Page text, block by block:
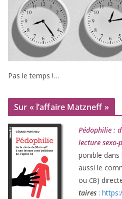
Pas le temps !…
Sur « l’affaire Matzneff »
Pédophilie :
lec­ture sexo-
po­nible dans
aus­si le
ou CB)
taires :